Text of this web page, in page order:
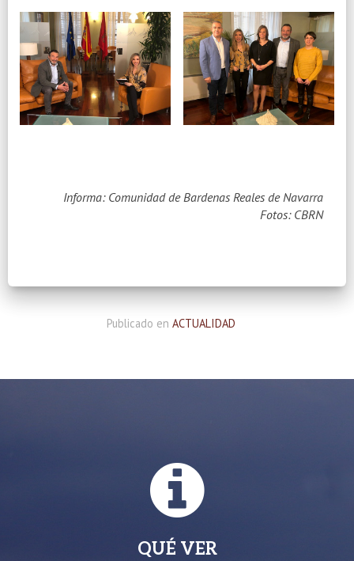
Informa: Comunidad de Bardenas Reales de Navarra
Fotos: CBRN
Publicado enACTUALIDAD
QUÉ VER